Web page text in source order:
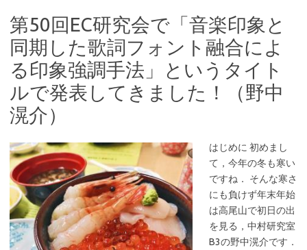
第50回EC研究会で「音楽印象と
同期した歌詞フォント融合によ
る印象強調手法」というタイト
ルで発表してきました！（野中
滉介）
はじめに 初めまし
て，今年の冬も寒い
ですね． そんな寒さ
にも負けず年末年始
は高尾山で初日の出
を見る，中村研究室
B3の野中滉介です．